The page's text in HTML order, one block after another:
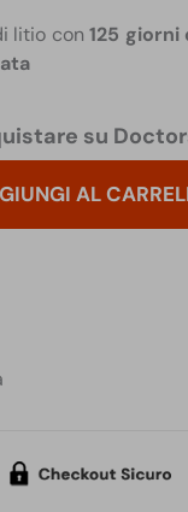
litio con125
AL
su